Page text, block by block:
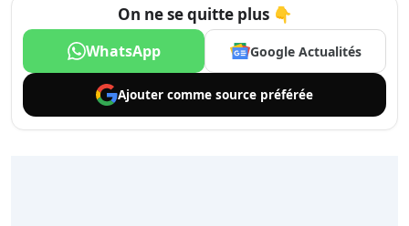
On ne se quitte plus 👇
WhatsApp Google Actualités
Ajouter comme source préférée